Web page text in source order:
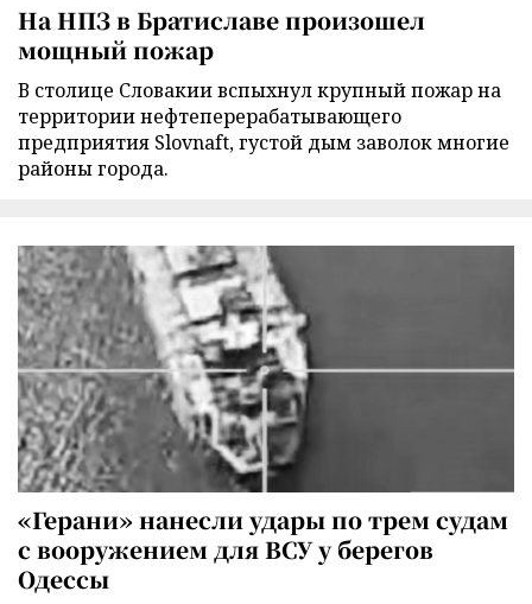
На НПЗ в Братиславе произошел
мощный пожар
В столице Словакии вспыхнул крупный пожар на
территории нефтеперерабатывающего
предприятия Slovnaft, густой дым заволок многие
районы города.
«Герани» нанесли удары по трем судам
с вооружением для ВСУ у берегов
Одессы